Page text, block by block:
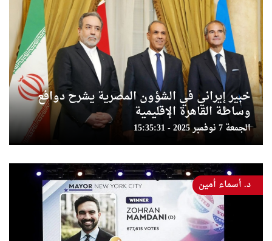
خبير إيراني في الشؤون المصرية يشرح دوافع
وساطة القاهرة الإقليمية
الجمعة 7 نوفمبر 2025 - 15:35:31
د. أسماء أمين